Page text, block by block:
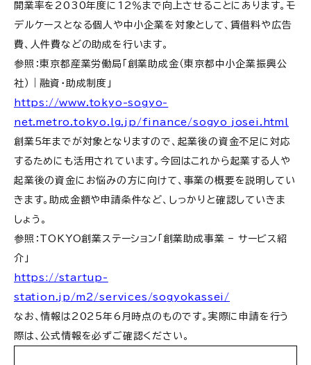
開業率を2030年度に12％まで向上させることにあります。モ
デルケースとなる個人や中小企業を対象として、賃借料や広告
費、人件費などの助成を行います。
参照：東京都産業労働局「創業助成金（東京都中小企業振興公
社）｜融資・助成制度」
https://www.tokyo-sogyo-
net.metro.tokyo.lg.jp/finance/sogyo_josei.html
創業5年までが対象となりますので、起業後の資金不足に対応
するためにも活用されています。今回はこれから起業する人や
起業後の資金にお悩みの方に向けて、事業の概要を説明してい
きます。助成金額や申請条件など、しっかりと確認していきま
しょう。
参照：TOKYO創業ステーション「創業助成事業 – サービス紹
介」
https://startup-
station.jp/m2/services/sogyokassei/
なお、情報は2025年6月時点のものです。実際に申請を行う
際は、公式情報を必ずご確認ください。